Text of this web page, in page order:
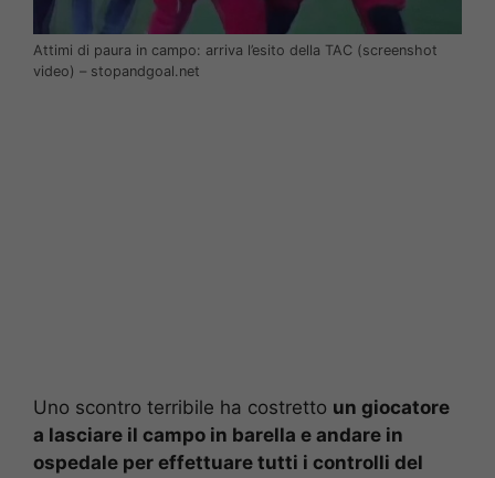
Attimi di paura in campo: arriva l’esito della TAC (screenshot
video) – stopandgoal.net
Uno scontro terribile ha costretto un giocatore
a lasciare il campo in barella e andare in
ospedale per effettuare tutti i controlli del